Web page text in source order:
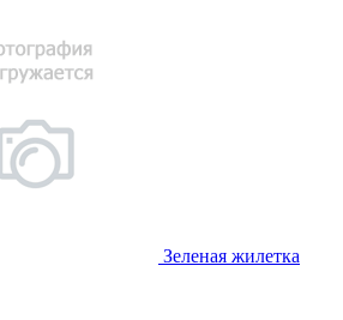
Зеленая жилетка